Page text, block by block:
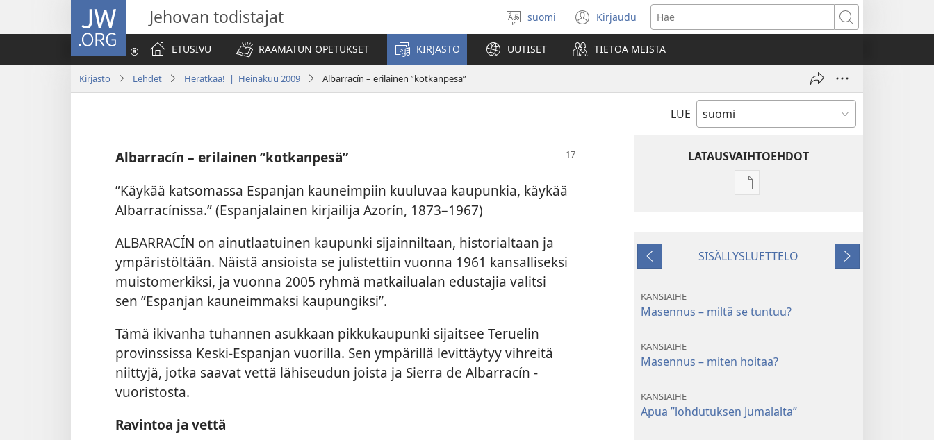
JW.ORG Jehovan todistajat
Valitse
kieli
suomi Kirjaudu
(avaa
uuden
ikkunan)
Hae
ETUSIVU
RAAMATUN OPETUKSET KIRJASTO UUTISET TIETOA MEISTÄ
Kirjasto Lehdet Herätkää! | Heinäkuu 2009 Albarracín – erilainen ”kotkanpesä”
LUE
Albarracín – erilainen ”kotkanpesä”
”Käykää katsomassa Espanjan kauneimpiin kuuluvaa kaupunkia, käykää
Albarracínissa.” (Espanjalainen kirjailija Azorín, 1873–1967)
ALBARRACÍN on ainutlaatuinen kaupunki sijainniltaan, historialtaan ja
ympäristöltään. Näistä ansioista se julistettiin vuonna 1961 kansalliseksi
muistomerkiksi, ja vuonna 2005 ryhmä matkailualan edustajia valitsi
sen ”Espanjan kauneimmaksi kaupungiksi”.
Tämä ikivanha tuhannen asukkaan pikkukaupunki sijaitsee Teruelin
provinssissa Keski-Espanjan vuorilla. Sen ympärillä levittäytyy vihreitä
niittyjä, jotka saavat vettä lähiseudun joista ja Sierra de Albarracín -
vuoristosta.
Ravintoa ja vettä
LATAUSVAIHTOEHDOT
Julkaisujen
Edellinen
SISÄLLYSLUETTELO
Seuraava
KANSIAIHE
Masennus – miltä se tuntuu?
KANSIAIHE
Masennus – miten hoitaa?
KANSIAIHE
Apua ”lohdutuksen Jumalalta”